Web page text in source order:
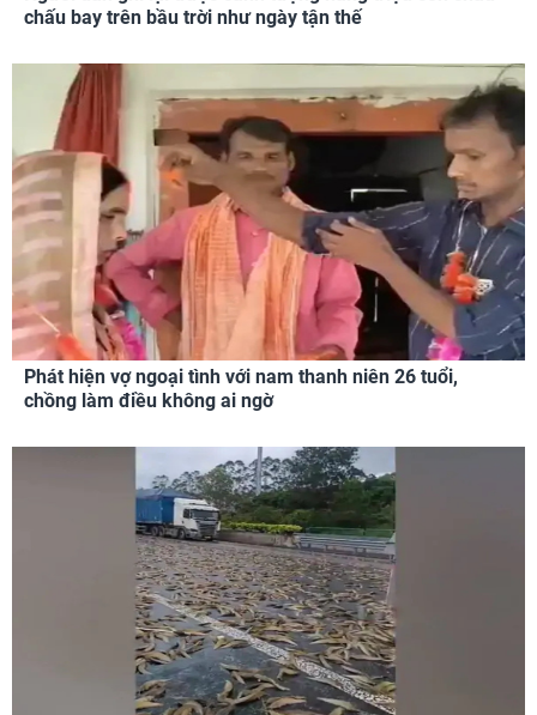
chấu bay trên bầu trời như ngày tận thế
Phát hiện vợ ngoại tình với nam thanh niên 26 tuổi,
chồng làm điều không ai ngờ